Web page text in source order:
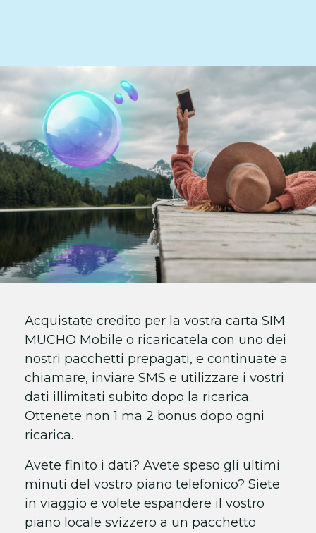
Acquistate credito per la vostra carta SIM
MUCHO Mobile o ricaricatela con uno dei
nostri pacchetti prepagati, e continuate a
chiamare, inviare SMS e utilizzare i vostri
dati illimitati subito dopo la ricarica.
Ottenete non 1 ma 2 bonus dopo ogni
ricarica.
Avete finito i dati? Avete speso gli ultimi
minuti del vostro piano telefonico? Siete
in viaggio e volete espandere il vostro
piano locale svizzero a un pacchetto